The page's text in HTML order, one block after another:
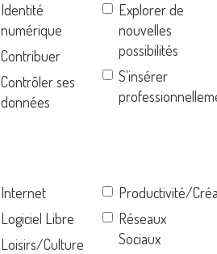
Identité
numérique
Contribuer
Contrôler ses
données
Explorer de
nouvelles
possibilités
S'insérer
Internet
Logiciel Libre
Loisirs/Culture
Productivité/
Réseaux
Sociaux